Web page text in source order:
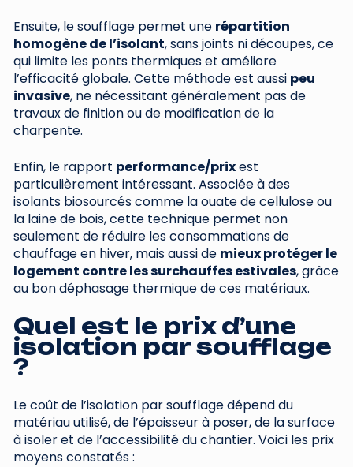
Ensuite, le soufflage permet une répartition
homogène de l’isolant, sans joints ni découpes, ce
qui limite les ponts thermiques et améliore
l’efficacité globale. Cette méthode est aussi peu
invasive, ne nécessitant généralement pas de
travaux de finition ou de modification de la
charpente.
Enfin, le rapport performance/prixest
particulièrement intéressant. Associée à des
isolants biosourcés comme la ouate de cellulose ou
la laine de bois, cette technique permet non
seulement de réduire les consommations de
chauffage en hiver, mais aussi de mieux protéger le
logement contre les surchauffes estivales, grâce
au bon déphasage thermique de ces matériaux.
Quel est le prix d’une
isolation par soufflage
?
Le coût de l’isolation par soufflage dépend du
matériau utilisé, de l’épaisseur à poser, de la surface
à isoler et de l’accessibilité du chantier. Voici les prix
moyens constatés :